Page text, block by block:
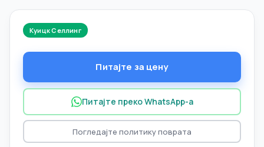
Куицк Селлинг
Питајте за цену
Питајте преко WhatsApp-а
Погледајте политику поврата